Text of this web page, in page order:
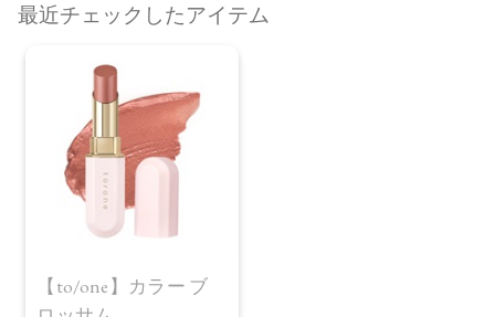
レビューを見る
¥2,200（税込）
最近チェックしたアイテム
【to/one】カラー ブ